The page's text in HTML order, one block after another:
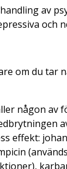
av
och
om du tar
någon av
effekt: